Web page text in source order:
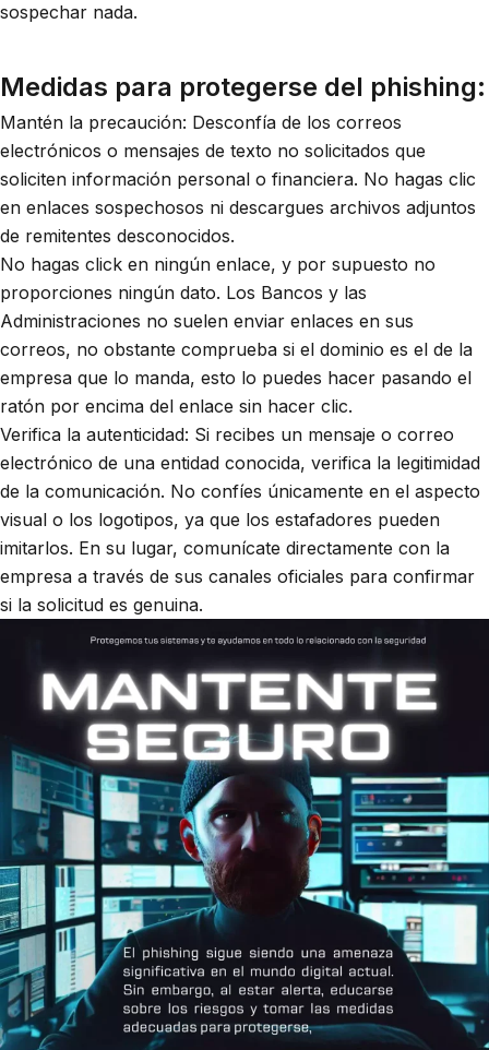
sospechar nada.
Medidas para protegerse del phishing:
Mantén la precaución: Desconfía de los correos
electrónicos o mensajes de texto no solicitados que
soliciten información personal o financiera. No hagas clic
en enlaces sospechosos ni descargues archivos adjuntos
de remitentes desconocidos.
No hagas click en ningún enlace, y por supuesto no
proporciones ningún dato. Los Bancos y las
Administraciones no suelen enviar enlaces en sus
correos, no obstante comprueba si el dominio es el de la
empresa que lo manda, esto lo puedes hacer pasando el
ratón por encima del enlace sin hacer clic.
Verifica la autenticidad: Si recibes un mensaje o correo
electrónico de una entidad conocida, verifica la legitimidad
de la comunicación. No confíes únicamente en el aspecto
visual o los logotipos, ya que los estafadores pueden
imitarlos. En su lugar, comunícate directamente con la
empresa a través de sus canales oficiales para confirmar
si la solicitud es genuina.